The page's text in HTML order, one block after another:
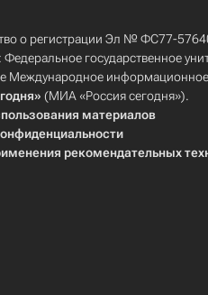
о регистрации Эл № ФС77-
Федеральное государственное
Международное информационное
(МИА «Россия сегодня»).
материалов
рекомендательных